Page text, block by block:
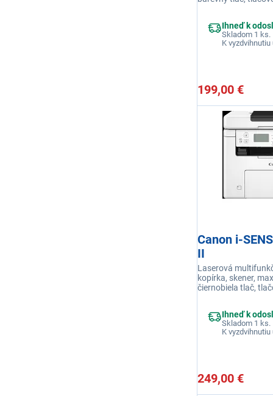
C13T00S64A,
Ihneď k
Skladom 1 ks.
K vyzdvihnutiu
199,00 €
Canon i-
II
Laserová
kopírka, skener,
čiernobiela tlač,
pripojenie USB, Wi-
Ihneď k
Skladom 1 ks.
K vyzdvihnutiu
249,00 €